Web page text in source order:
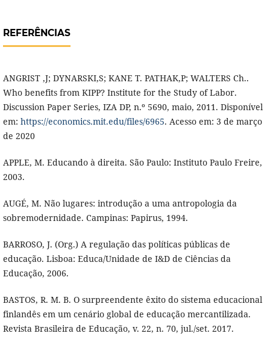
REFERÊNCIAS
ANGRIST ,J; DYNARSKI,S; KANE T. PATHAK,P; WALTERS Ch..
Who benefits from KIPP? Institute for the Study of Labor.
Discussion Paper Series, IZA DP, n.º 5690, maio, 2011. Disponível
em: https://economics.mit.edu/files/6965. Acesso em: 3 de março
de 2020
APPLE, M. Educando à direita. São Paulo: Instituto Paulo Freire,
2003.
AUGÉ, M. Não lugares: introdução a uma antropologia da
sobremodernidade. Campinas: Papirus, 1994.
BARROSO, J. (Org.) A regulação das políticas públicas de
educação. Lisboa: Educa/Unidade de I&D de Ciências da
Educação, 2006.
BASTOS, R. M. B. O surpreendente êxito do sistema educacional
finlandês em um cenário global de educação mercantilizada.
Revista Brasileira de Educação, v. 22, n. 70, jul./set. 2017.